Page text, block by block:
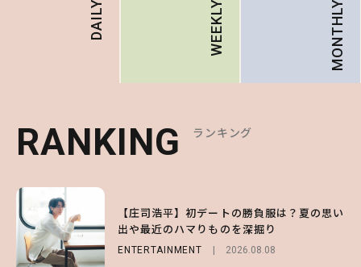
DAILY WEEKLY MONTHLY
RANKING ランキング
【庄司浩平】初デートの勝負服は？夏の思い
出や最近のハマりものを深掘り
ENTERTAINMENT 2026.08.08
RANKING ランキング
【大原優乃】夏メイクはプレイフルに！ドキ
ッとしちゃう色っぽ“うるみ目”のつくり方
BEAUTY 2026.08.01
RANKING ランキング
【SNIDEL】長濱ねるとロマンティックトラ
ッドな秋はじめ｜2026秋の新作コーデ4選
FASHION Sponsored 2026.07.10